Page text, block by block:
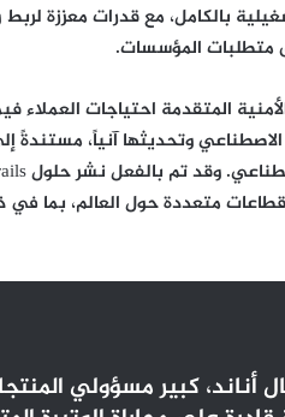
بالكامل، مع قدرات معززة
المؤسسات.
المتقدمة احتياجات العملاء
500” عبر قطاعات متعددة حول